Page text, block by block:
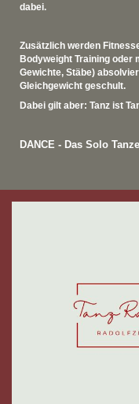
dabei.
Zusätzlich werden
Bodyweight Training oder
Gewichte, Stäbe)
Gleichgewicht geschult.
Dabei gilt aber: Tanz ist
DANCE - Das Solo